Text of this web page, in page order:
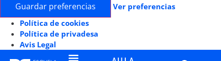
Guardar preferencias
Ver preferencias
Política de cookies
Política de privadesa
Avis Legal